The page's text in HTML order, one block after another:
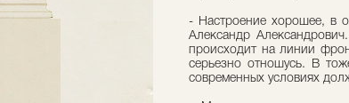
- Настроение хорошее, в
Александр
происходит на линии
серьезно отношусь. В
современных условиях